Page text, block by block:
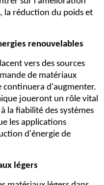
la réduction du poids et
renouvelables
vers des sources
de matériaux
d'augmenter.
joueront un rôle vital
la fiabilité des systèmes
les applications
d'énergie de
légers